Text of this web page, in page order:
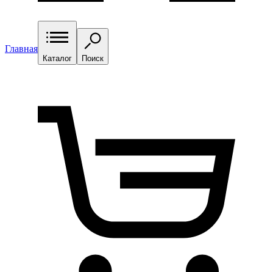
Главная
Каталог Поиск